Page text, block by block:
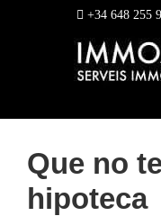
+34 648 255
Que no
hipoteca